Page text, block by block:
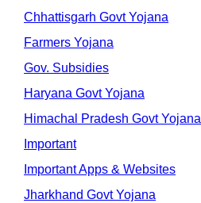
Chhattisgarh Govt Yojana
Farmers Yojana
Gov. Subsidies
Haryana Govt Yojana
Himachal Pradesh Govt Yojana
Important
Important Apps & Websites
Jharkhand Govt Yojana